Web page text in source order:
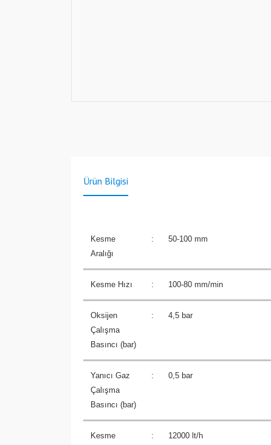
Ürün Bilgisi
Kesme
Aralığı
: 50-100 mm
Kesme Hızı : 100-80 mm/min
Oksijen
Çalışma
Basıncı (bar)
: 4,5 bar
Yanıcı Gaz
Çalışma
Basıncı (bar)
: 0,5 bar
Kesme
: 12000 lt/h